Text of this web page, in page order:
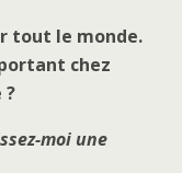
tout le monde.
chez
?
moi une